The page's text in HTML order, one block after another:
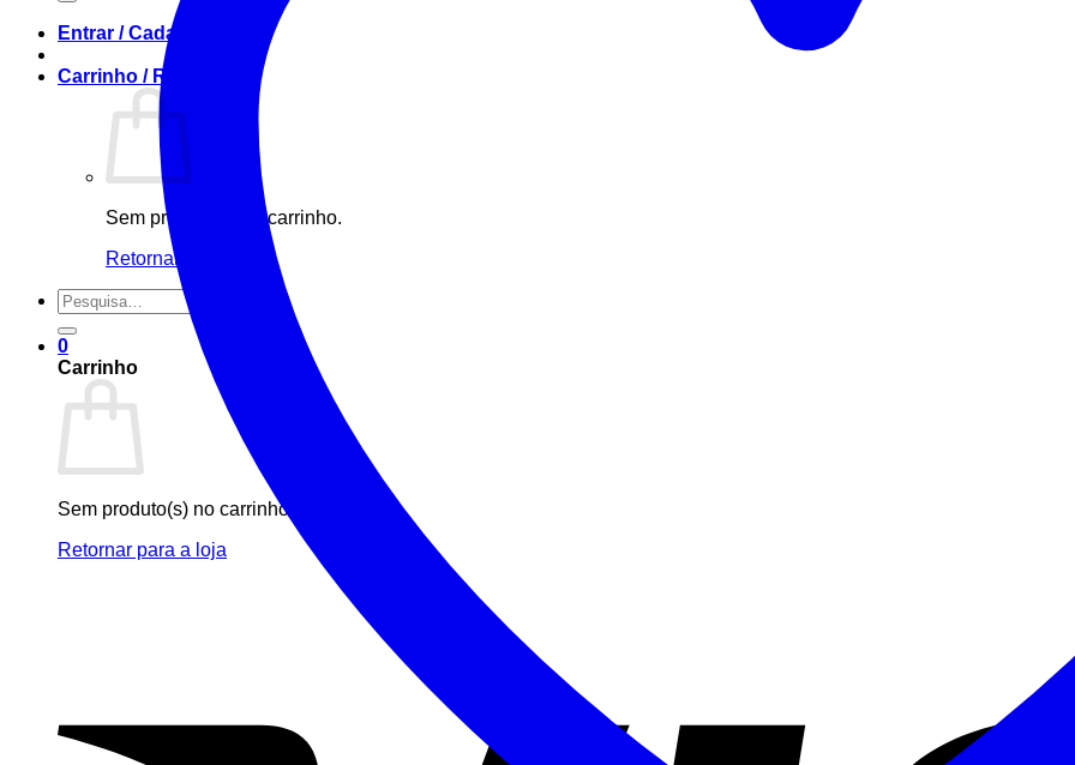
Entrar / Cadastre-se
Carrinho / R$
Sem produto(s) no carrinho.
Retornar para a loja
Pesquisar
por:
0
Carrinho
Sem produto(s) no carrinho.
Retornar para a loja